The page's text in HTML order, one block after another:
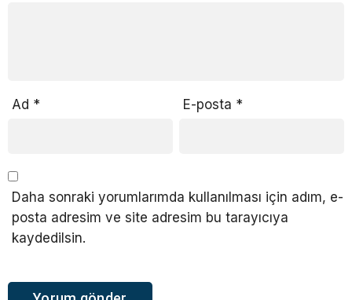
Ad * E-posta *
Daha sonraki yorumlarımda kullanılması için adım, e-
posta adresim ve site adresim bu tarayıcıya
kaydedilsin.